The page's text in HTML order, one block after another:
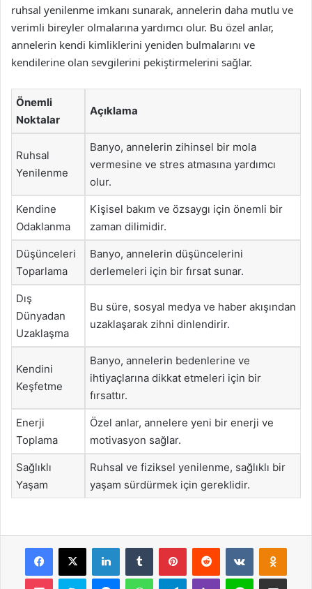
ruhsal yenilenme imkanı sunarak, annelerin daha mutlu ve
verimli bireyler olmalarına yardımcı olur. Bu özel anlar,
annelerin kendi kimliklerini yeniden bulmalarını ve
kendilerine olan sevgilerini pekiştirmelerini sağlar.
Önemli
Noktalar
Açıklama
Ruhsal
Yenilenme
Banyo, annelerin zihinsel bir mola
vermesine ve stres atmasına yardımcı
olur.
Kendine
Odaklanma
Kişisel bakım ve özsaygı için önemli bir
zaman dilimidir.
Düşünceleri
Toparlama
Banyo, annelerin düşüncelerini
derlemeleri için bir fırsat sunar.
Dış
Dünyadan
Uzaklaşma
Bu süre, sosyal medya ve haber akışından
uzaklaşarak zihni dinlendirir.
Kendini
Keşfetme
Banyo, annelerin bedenlerine ve
ihtiyaçlarına dikkat etmeleri için bir
fırsattır.
Enerji
Toplama
Özel anlar, annelere yeni bir enerji ve
motivasyon sağlar.
Sağlıklı
Yaşam
Ruhsal ve fiziksel yenilenme, sağlıklı bir
yaşam sürdürmek için gereklidir.
Facebook
X LinkedInTumblr PinterestReddit VKontakte
Pocket Skype MessengerWhatsAppTelegramViber Line E-Posta ile